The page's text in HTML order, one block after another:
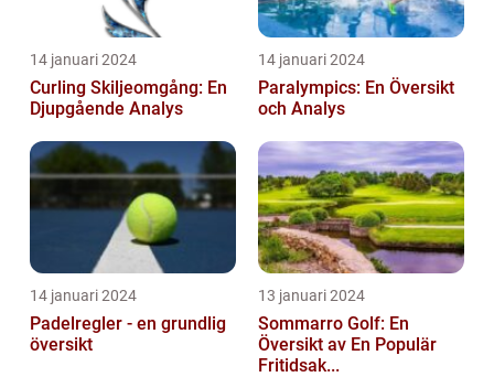
14 januari 2024
Curling Skiljeomgång: En
Djupgående Analys
14 januari 2024
Paralympics: En Översikt
och Analys
14 januari 2024
Padelregler - en grundlig
översikt
13 januari 2024
Sommarro Golf: En
Översikt av En Populär
Fritidsak...